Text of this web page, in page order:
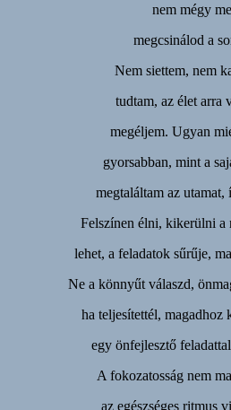
nem mégy
megcsinálod a
Nem siettem, nem
tudtam, az élet arra
megéljem. Ugyan
gyorsabban, mint a
megtaláltam az utamat,
Felszínen élni, kikerülni a
lehet, a feladatok sűrűje,
Ne a könnyűt válaszd,
ha teljesítettél, magadhoz
egy önfejlesztő
A fokozatosság nem
az egészséges ritmus